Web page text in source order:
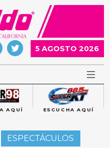
5 AGOSTO 2026
AQUÍ ESCUCHA AQUÍ
ESPECTÁCULOS